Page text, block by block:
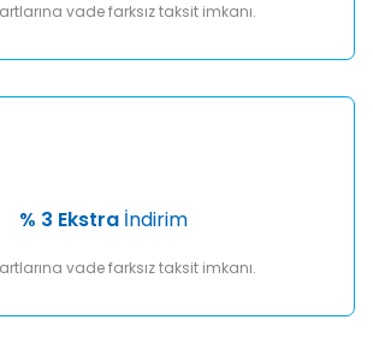
vade farksız taksit imkanı.
% 3 Ekstra İndirim
vade farksız taksit imkanı.